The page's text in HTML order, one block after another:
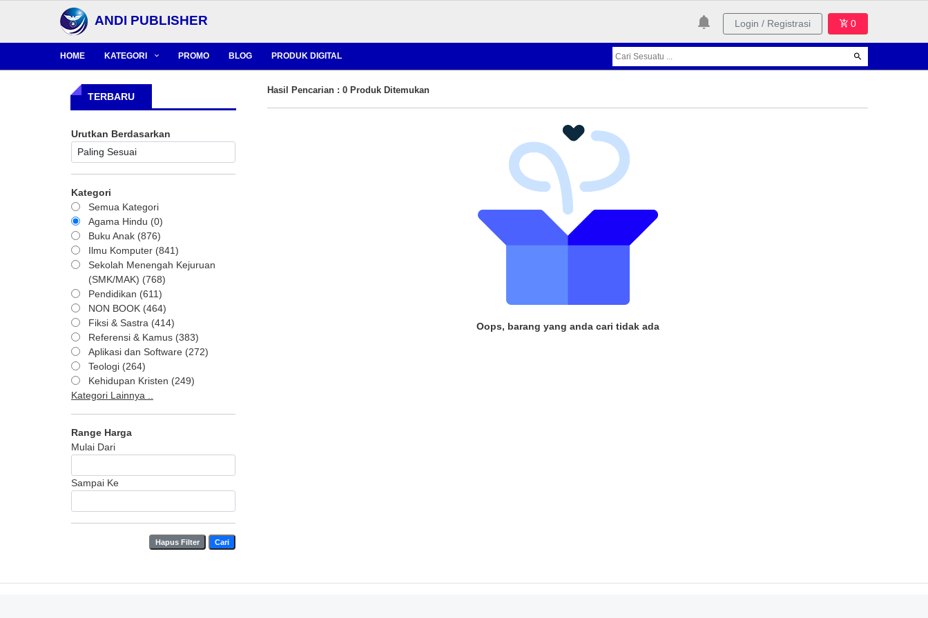
ANDI PUBLISHER Login / Registrasi 0
HOME KATEGORI PROMO BLOG PRODUK DIGITAL
TERBARU
Urutkan Berdasarkan
Kategori
Semua Kategori
Agama Hindu (0)
Buku Anak (876)
Ilmu Komputer (841)
Sekolah Menengah Kejuruan
(SMK/MAK) (768)
Pendidikan (611)
NON BOOK (464)
Fiksi & Sastra (414)
Referensi & Kamus (383)
Aplikasi dan Software (272)
Teologi (264)
Kehidupan Kristen (249)
Kategori Lainnya ..
Range Harga
Mulai Dari
Sampai Ke
Cari
Hapus Filter
Hasil Pencarian : 0 Produk Ditemukan
Oops, barang yang anda cari tidak ada